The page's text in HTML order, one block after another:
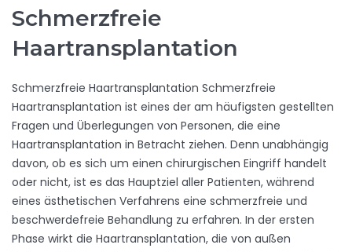
Schmerzfreie
Haartransplantation
Schmerzfreie Haartransplantation Schmerzfreie
Haartransplantation ist eines der am häufigsten gestellten
Fragen und Überlegungen von Personen, die eine
Haartransplantation in Betracht ziehen. Denn unabhängig
davon, ob es sich um einen chirurgischen Eingriff handelt
oder nicht, ist es das Hauptziel aller Patienten, während
eines ästhetischen Verfahrens eine schmerzfreie und
beschwerdefreie Behandlung zu erfahren. In der ersten
Phase wirkt die Haartransplantation, die von außen